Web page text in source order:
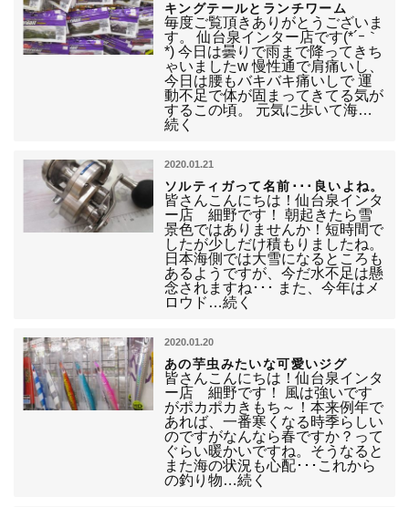
キングテールとランチワーム
毎度ご覧頂きありがとうございま
す。 仙台泉インター店です(*´ｰ｀
*) 今日は曇りで雨まで降ってきち
ゃいましたw 慢性通で肩痛いし、
今日は腰もバキバキ痛いしで 運
動不足で体が固まってきてる気が
するこの頃。 元気に歩いて海…
続く
2020.01.21
ソルティガって名前･･･良いよね。
皆さんこんにちは！仙台泉インタ
ー店 細野です！ 朝起きたら雪
景色ではありませんか！短時間で
したが少しだけ積もりましたね。
日本海側では大雪になるところも
あるようですが、今だ水不足は懸
念されますね･･･ また、今年はメ
ロウド…続く
2020.01.20
あの芋虫みたいな可愛いジグ
皆さんこんにちは！仙台泉インタ
ー店 細野です！ 風は強いです
がポカポカきもち～！本来例年で
あれば、一番寒くなる時季らしい
のですがなんなら春ですか？って
ぐらい暖かいですね。そうなると
また海の状況も心配･･･これから
の釣り物…続く